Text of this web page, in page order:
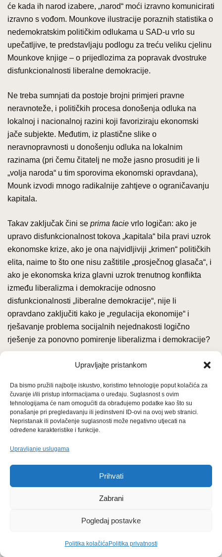
Upravljajte pristankom
Da bismo pružili najbolje iskustvo, koristimo tehnologije poput kolačića za
čuvanje i/ili pristup informacijama o uređaju. Suglasnost s ovim
tehnologijama će nam omogućiti da obrađujemo podatke kao što su
ponašanje pri pregledavanju ili jedinstveni ID-ovi na ovoj web stranici.
Nepristanak ili povlačenje suglasnosti može negativno utjecati na
određene karakteristike i funkcije.
Upravljanje uslugama
Prihvati
Zabrani
Pogledaj postavke
Politika kolačićaPolitika privatnosti
će kada ih narod izabere, „narod“ moći izravno komunicirati
izravno s vođom. Mounkove ilustracije poraznih statistika o
nedemokratskim političkim odlukama u SAD-u vrlo su
upečatljive, te predstavljaju podlogu za treću veliku cjelinu
Mounkove knjige – o prijedlozima za popravak dvostruke
disfunkcionalnosti liberalne demokracije.
Ne treba sumnjati da postoje brojni primjeri pravne
neravnoteže, i političkih procesa donošenja odluka na
lokalnoj i nacionalnoj razini koji favoriziraju ekonomski
jače subjekte. Međutim, iz plastične slike o
neravnopravnosti u donošenju odluka na lokalnim
razinama (pri čemu čitatelj ne može jasno prosuditi je li
„volja naroda“ u tim sporovima ekonomski opravdana),
Mounk izvodi mnogo radikalnije zahtjeve o ograničavanju
kapitala.
Takav zaključak čini se prima facie vrlo logičan: ako je
upravo disfunkcionalnost tokova „kapitala“ bila pravi uzrok
ekonomske krize, ako je ona najvidljiviji „krimen“ političkih
elita, naime to što one nisu zaštitile „prosječnog glasača“, i
ako je ekonomska kriza glavni uzrok trenutnog konflikta
između liberalizma i demokracije odnosno
disfunkcionalnosti „liberalne demokracije“, nije li
opravdano zaključiti kako je „regulacija ekonomije“ i
rješavanje problema socijalnih nejednakosti logično
rješenje za ponovno pomirenje liberalizma i demokracije?
O tome možemo reći sljedeće. Prvo: nije posve jasno bi li
zajamčilo ekonomski uspjeh (ipak je upravo ekonomski
uspjeh ljepilo liberalizma i demokracije u „liberalnoj
demokraciji“). Spomenuli smo knjigu Bryana Caplana koji
je uvjerljivo dokazivao upravo suprotno. Postoje brojni
upravo neracionalne odluke političkih elita u skladu s
„voljom naroda“ bile generator nedovoljnog rasta. Stoga
bismo mogli reći da u tom problemskom krugu krivac nije
liberalizma i demokracije. Hrvatska je dobar primjer za